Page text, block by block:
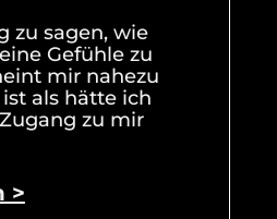
zu sagen, wie
Gefühle zu
mir nahezu
als hätte ich
zu mir
>